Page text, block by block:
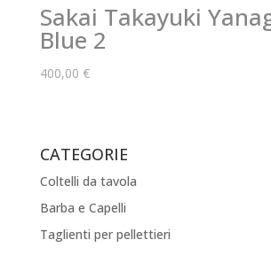
Sakai Takayuki
Blue 2
400,00 €
CATEGORIE
Coltelli da tavola
Barba e Capelli
Taglienti per pellettieri